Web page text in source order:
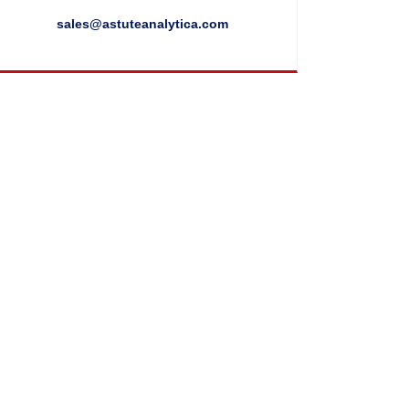
sales@astuteanalytica.com